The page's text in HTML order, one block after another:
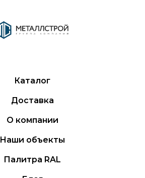
Каталог
Доставка
О компании
Наши объекты
Палитра RAL